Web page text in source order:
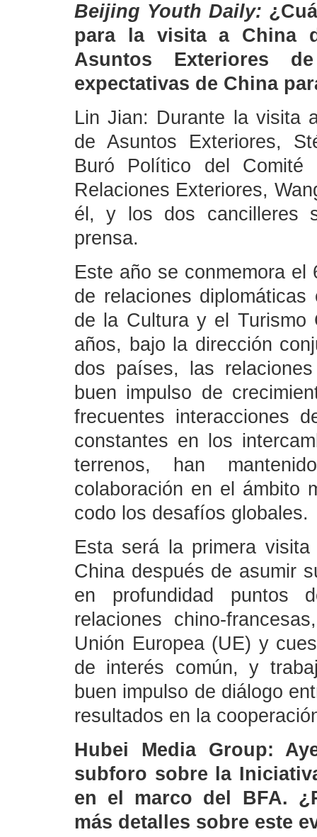
Beijing Youth Daily:
para la visita a China
Asuntos Exteriores
expectativas de China
Lin Jian: Durante la visita
de Asuntos Exteriores,
Buró Político del
Relaciones Exteriores,
él, y los dos cancilleres
prensa.
Este año se conmemora el
de relaciones
de la Cultura y el Turismo
años, bajo la dirección
dos países, las
buen impulso de
frecuentes interacciones
constantes en los
terrenos, han
colaboración en el ámbito
codo los desafíos globales.
Esta será la primera
China después de asumir
en profundidad puntos
relaciones chino-
Unión Europea (UE) y
de interés común, y
buen impulso de diálogo
resultados en la
Hubei Media Group:
subforo sobre la
en el marco del BFA.
más detalles sobre este